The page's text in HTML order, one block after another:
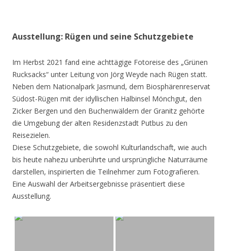
Ausstellung: Rügen und seine Schutzgebiete
Im Herbst 2021 fand eine achttägige Fotoreise des „Grünen
Rucksacks“ unter Leitung von Jörg Weyde nach Rügen statt.
Neben dem Nationalpark Jasmund, dem Biosphärenreservat
Südost-Rügen mit der idyllischen Halbinsel Mönchgut, den
Zicker Bergen und den Buchenwäldern der Granitz gehörte
die Umgebung der alten Residenzstadt Putbus zu den
Reisezielen.
Diese Schutzgebiete, die sowohl Kulturlandschaft, wie auch
bis heute nahezu unberührte und ursprüngliche Naturräume
darstellen, inspirierten die Teilnehmer zum Fotografieren.
Eine Auswahl der Arbeitsergebnisse präsentiert diese
Ausstellung.